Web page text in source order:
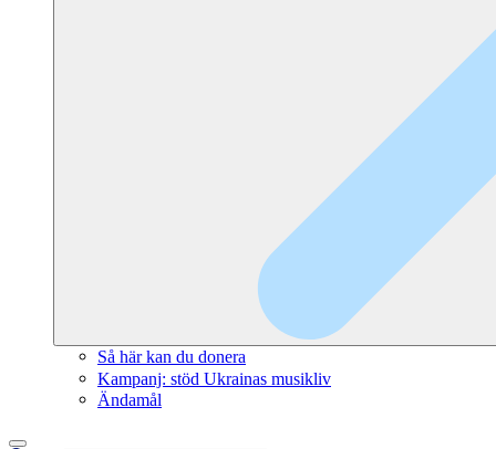
Så här kan du donera
Kampanj: stöd Ukrainas musikliv
Ändamål